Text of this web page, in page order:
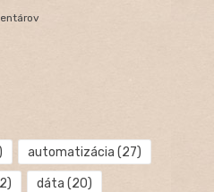
automatizácia (27)
dáta (20)